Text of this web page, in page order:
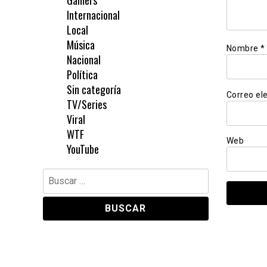
Nombre *
Correo
Web
Internacional
Local
Música
Nacional
Política
Sin categoría
TV/Series
Viral
WTF
YouTube
Buscar: